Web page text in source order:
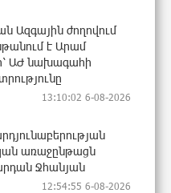
Ազգային ժողովում
է Արամ
ԱԺ նախագահի
13:10:02 6-08-2026
առաջընթացն
Ջհանյան
12:54:55 6-08-2026